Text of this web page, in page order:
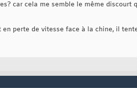
car cela me semble le même discourt
perte de vitesse face à la chine, il